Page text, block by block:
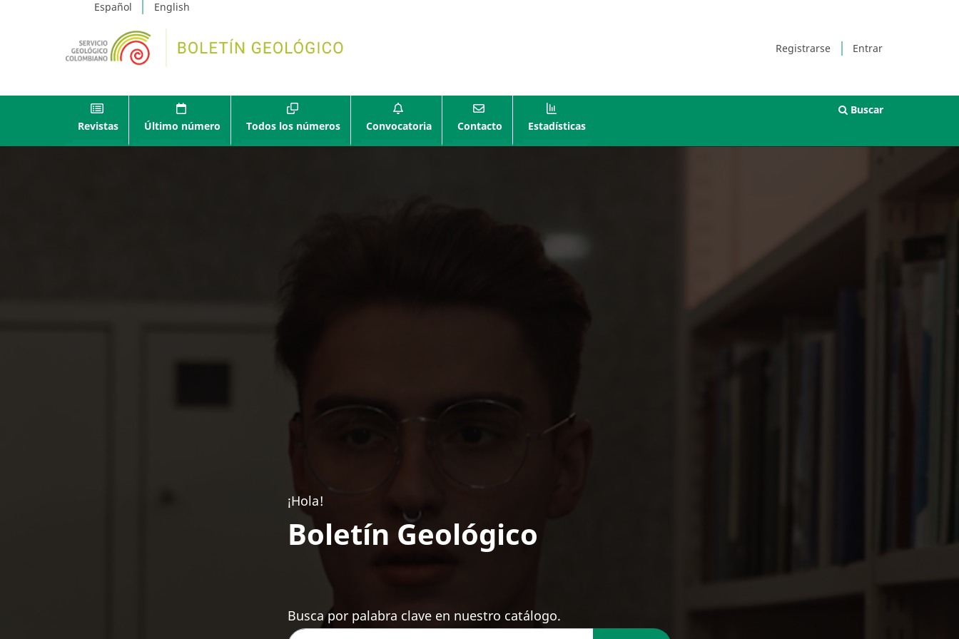
Español English
Registrarse Entrar
Revistas Último número Todos los números Convocatoria Contacto Estadísticas
Buscar
¡Hola!
Boletín Geológico
Busca por palabra clave en nuestro catálogo.